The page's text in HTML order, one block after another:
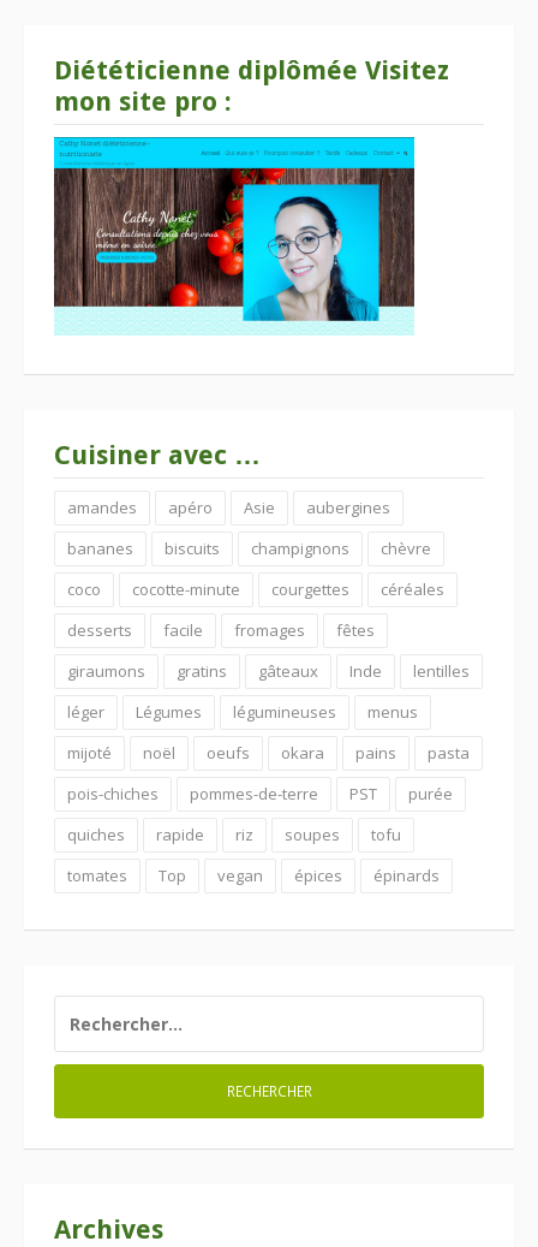
Diététicienne diplômée Visitez
mon site pro :
Cuisiner avec …
amandes apéro Asie
aubergines
bananes
biscuits champignons
chèvre
coco
cocotte-minute courgettes
céréales
desserts
facile fromages
fêtes
giraumons
gratins gâteaux Inde
lentilles
léger
Légumes légumineuses
menus
mijoté
noël oeufs okara pains
pasta
pois-chiches
pommes-de-terre PST
purée
quiches
rapide riz soupes
tofu
tomates
Top vegan épices épinards
Archives